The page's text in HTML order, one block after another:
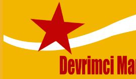
content
Marksizm